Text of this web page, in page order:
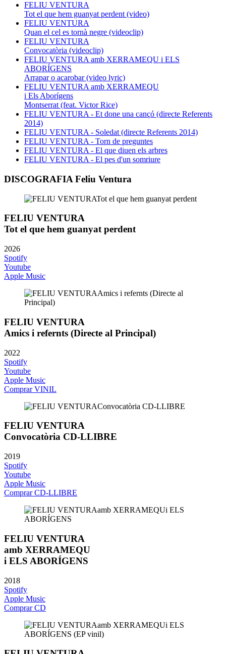
FELIU VENTURA
Tot el que hem guanyat perdent (video)
FELIU VENTURA
Quan el cel es tornà negre (videoclip)
FELIU VENTURA
Convocatòria (videoclip)
FELIU VENTURA amb XERRAMEQU i ELS
ABORÍGENS
Arrapar o acarobar (video lyric)
FELIU VENTURA amb XERRAMEQU
i Els Aborígens
Montserrat (feat. Victor Rice)
FELIU VENTURA - Et done una cançó (directe Referents
2014)
FELIU VENTURA - Soledat (directe Referents 2014)
FELIU VENTURA - Torn de preguntes
FELIU VENTURA - El que diuen els arbres
FELIU VENTURA - El pes d'un somriure
DISCOGRAFIA Feliu Ventura
FELIU VENTURA
Tot el que hem guanyat perdent
2026
Spotify
Youtube
Apple Music
FELIU VENTURA
Amics i refernts (Directe al Principal)
2022
Spotify
Youtube
Apple Music
Comprar VINIL
FELIU VENTURA
Convocatòria CD-LLIBRE
2019
Spotify
Youtube
Apple Music
Comprar CD-LLIBRE
FELIU VENTURA
amb XERRAMEQU
i ELS ABORÍGENS
2018
Spotify
Apple Music
Comprar CD